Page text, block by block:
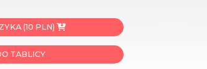
(10 PLN)
TABLICY